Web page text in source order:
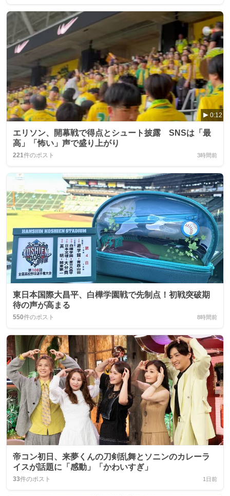
0:12
エリソン、開幕戦で得点とシュート披露 SNSは「最
高」「怖い」声で盛り上がり
221件のポスト 3時間前
東日本国際大昌平、白樺学園戦で先制点！初戦突破期
待の声が高まる
550件のポスト 8時間前
帝コン初日、来夢くんの刀剣乱舞とソニンのカレーラ
イスが話題に「感動」「かわいすぎ」
33件のポスト 1日前